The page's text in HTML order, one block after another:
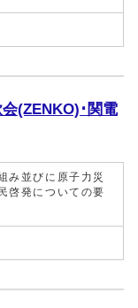
(ZENKO)･関電
み並びに原子力災
啓発についての要